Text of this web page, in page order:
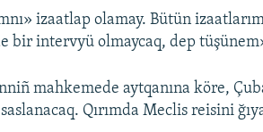
izaatlap olamay. Bütün
bir intervyü olmaycaq, dep
mahkemede aytqanına köre,
Qırımda Meclis reisini